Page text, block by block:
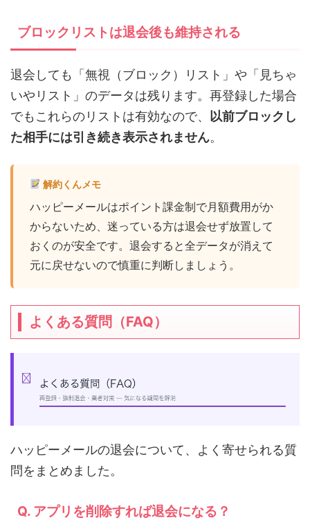
ブロックリストは退会後も維持される
退会しても「無視（ブロック）リスト」や「見ちゃ
いやリスト」のデータは残ります。再登録した場合
でもこれらのリストは有効なので、 以前ブロックし
た相手には引き続き表示されません。
解約くんメモ
ハッピーメールはポイント課金制で月額費用がか
からないため、迷っている方は退会せず放置して
おくのが安全です。退会すると全データが消えて
元に戻せないので慎重に判断しましょう。
よくある質問（FAQ）
ハッピーメールの退会について、よく寄せられる質
問をまとめました。
Q. アプリを削除すれば退会になる？